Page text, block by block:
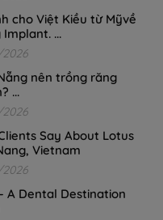
cho Việt Kiều từ Mỹvề
...
nên trồng răng
...
Say About Lotus
Vietnam
A Dental Destination